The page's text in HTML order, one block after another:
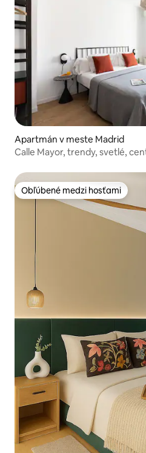
Apartmán v meste Madrid
Calle Mayor, trendy, svetlé,
Obľúbené medzi hosťami
Obľúbené medzi hosťami